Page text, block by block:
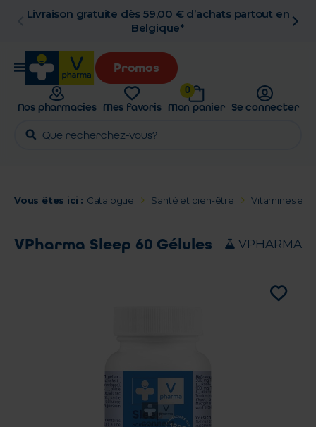
Livraison gratuite dès 59,00 € d’achats partout en
Belgique*
Promos
Nos pharmacies Mes favoris
0
Mon panier Se connecter
Vous êtes ici : Catalogue Santé et bien-être Vitamines et
VPharma Sleep 60 Gélules VPHARMA